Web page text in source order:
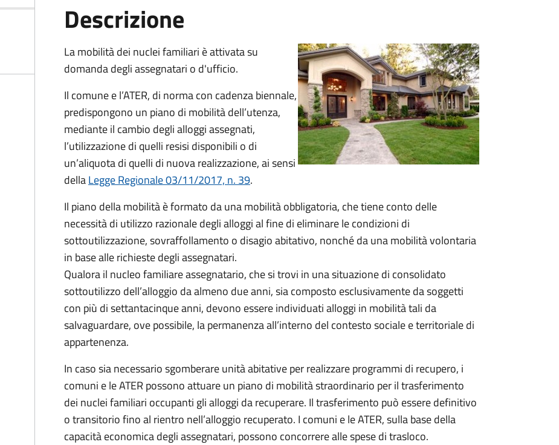
Descrizione
La mobilità dei nuclei familiari è attivata su
domanda degli assegnatari o d'ufficio.
Il comune e l’ATER, di norma con cadenza biennale,
predispongono un piano di mobilità dell’utenza,
mediante il cambio degli alloggi assegnati,
l’utilizzazione di quelli resisi disponibili o di
un’aliquota di quelli di nuova realizzazione, ai sensi
dellaLegge Regionale 03/11/2017, n. 39.
Il piano della mobilità è formato da una mobilità obbligatoria, che tiene conto delle
necessità di utilizzo razionale degli alloggi al fine di eliminare le condizioni di
sottoutilizzazione, sovraffollamento o disagio abitativo, nonché da una mobilità volontaria
in base alle richieste degli assegnatari.
Qualora il nucleo familiare assegnatario, che si trovi in una situazione di consolidato
sottoutilizzo dell’alloggio da almeno due anni, sia composto esclusivamente da soggetti
con più di settantacinque anni, devono essere individuati alloggi in mobilità tali da
salvaguardare, ove possibile, la permanenza all’interno del contesto sociale e territoriale di
appartenenza.
In caso sia necessario sgomberare unità abitative per realizzare programmi di recupero, i
comuni e le ATER possono attuare un piano di mobilità straordinario per il trasferimento
dei nuclei familiari occupanti gli alloggi da recuperare. Il trasferimento può essere definitivo
o transitorio fino al rientro nell’alloggio recuperato. I comuni e le ATER, sulla base della
capacità economica degli assegnatari, possono concorrere alle spese di trasloco.